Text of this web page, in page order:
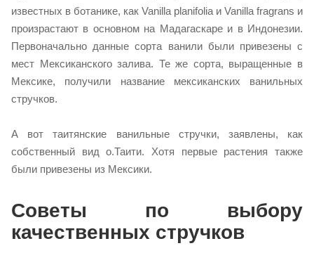
известных в ботанике, как Vanilla planifolia и Vanilla fragrans и
произрастают в основном на Мадагаскаре и в Индонезии.
Первоначально данные сорта ванили были привезены с
мест Мексиканского залива. Те же сорта, выращенные в
Мексике, получили название мексиканских ванильных
стручков.
А вот таитянские ванильные стручки, заявлены, как
собственный вид о.Таити. Хотя первые растения также
были привезены из Мексики.
Советы по выбору
качественных стручков